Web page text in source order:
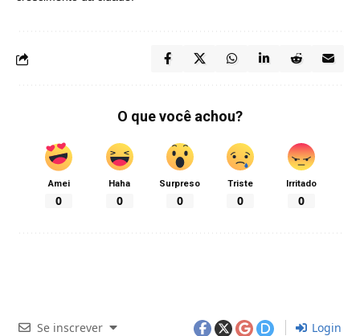
O que você achou?
Amei
0
Haha
0
Surpreso
0
Triste
0
Irritado
0
Se inscrever Login